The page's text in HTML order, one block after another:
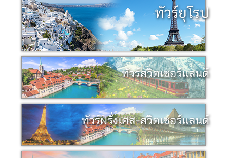
ทัวร์ยุโรป
ทัวร์สวิตเซอร์แลนด์
ทัวร์ฝรั่งเศส-สวิตเซอร์แลนด์